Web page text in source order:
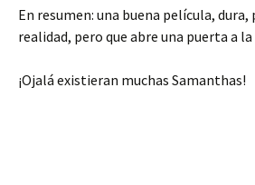
En resumen: una buena película,
realidad, pero que abre una puerta a
¡Ojalá existieran muchas Samanthas!